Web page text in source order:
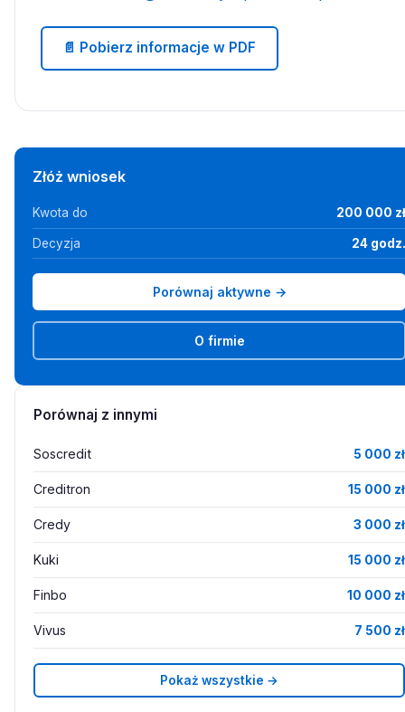
📄 Pobierz informacje w PDF
Złóż wniosek
Kwota do 200 000 zł
Decyzja 24 godz.
Porównaj aktywne →
O firmie
Porównaj z innymi
Soscredit 5 000 zł
Creditron 15 000 zł
Credy 3 000 zł
Kuki 15 000 zł
Finbo 10 000 zł
Vivus 7 500 zł
Pokaż wszystkie →